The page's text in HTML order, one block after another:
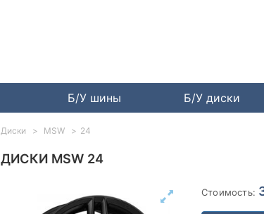
Б/У шины Б/У диски
ДИСКИ MSW 24
Стоимость:
Диски MSW 24